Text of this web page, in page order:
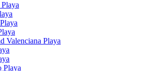
Valenciana Playa
Playa